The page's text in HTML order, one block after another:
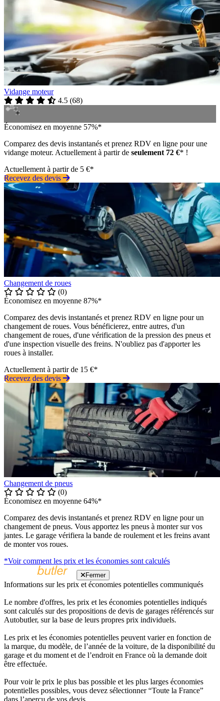
Vidange moteur
4.5 (68)
Économisez en moyenne 57%*
Comparez des devis instantanés et prenez RDV en ligne pour une
vidange moteur. Actuellement à partir de seulement 72 €* !
Actuellement à partir de 5 €*
Recevez des devis
Changement de roues
(0)
Économisez en moyenne 87%*
Comparez des devis instantanés et prenez RDV en ligne pour un
changement de roues. Vous bénéficierez, entre autres, d'un
changement de roues, d'une vérification de la pression des pneus et
d'une inspection visuelle des freins. N'oubliez pas d'apporter les
roues à installer.
Actuellement à partir de 15 €*
Recevez des devis
Changement de pneus
(0)
Économisez en moyenne 64%*
Comparez des devis instantanés et prenez RDV en ligne pour un
changement de pneus. Vous apportez les pneus à monter sur vos
jantes. Le garage vérifiera la bande de roulement et les freins avant
de monter vos roues.
*Voir comment les prix et les économies sont calculés
Fermer
Informations sur les prix et économies potentielles communiqués
Le nombre d'offres, les prix et les économies potentielles indiqués
sont calculés sur des propositions de devis de garages référencés sur
Autobutler, sur la base de leurs propres prix individuels.
Les prix et les économies potentielles peuvent varier en fonction de
la marque, du modèle, de l’année de la voiture, de la disponibilité du
garage et du moment et de l’endroit en France où la demande doit
être effectuée.
Pour voir le prix le plus bas possible et les plus larges économies
potentielles possibles, vous devez sélectionner “Toute la France”
dans l’aperçu de vos devis.